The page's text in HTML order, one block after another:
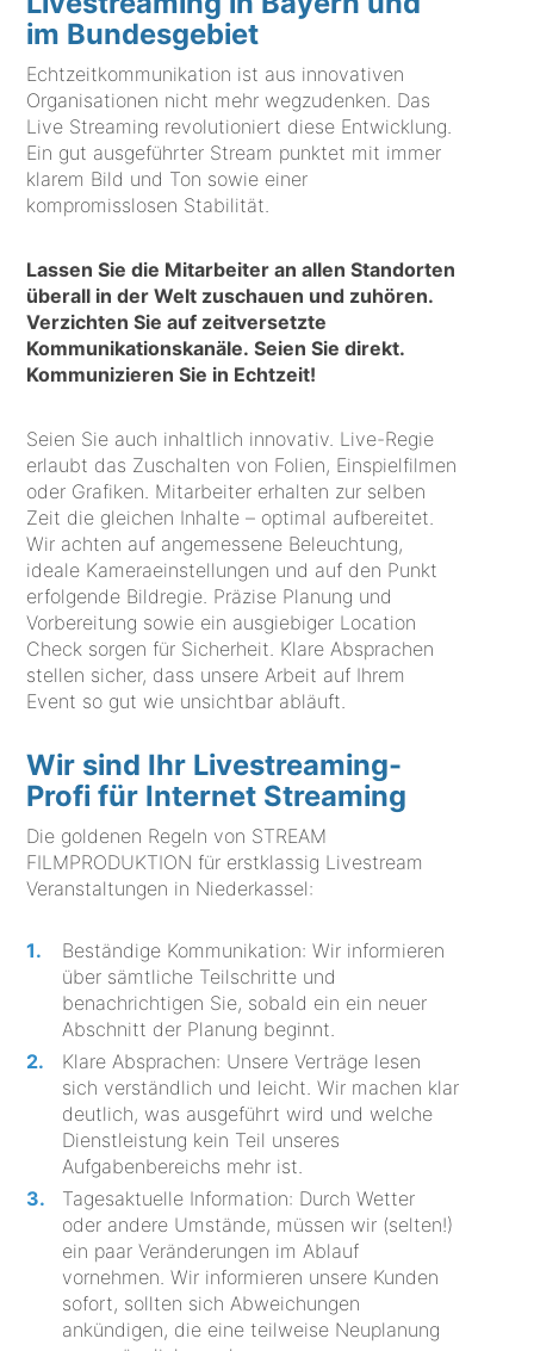
im Bundesgebiet
Echtzeitkommunikation ist aus innovativen
Organisationen nicht mehr wegzudenken. Das
Live Streaming revolutioniert diese Entwicklung.
Ein gut ausgeführter Stream punktet mit immer
klarem Bild und Ton sowie einer
kompromisslosen Stabilität.
Lassen Sie die Mitarbeiter an allen Standorten
überall in der Welt zuschauen und zuhören.
Verzichten Sie auf zeitversetzte
Kommunikationskanäle. Seien Sie direkt.
Kommunizieren Sie in Echtzeit!
Seien Sie auch inhaltlich innovativ. Live-Regie
erlaubt das Zuschalten von Folien, Einspielfilmen
oder Grafiken. Mitarbeiter erhalten zur selben
Zeit die gleichen Inhalte – optimal aufbereitet.
Wir achten auf angemessene Beleuchtung,
ideale Kameraeinstellungen und auf den Punkt
erfolgende Bildregie. Präzise Planung und
Vorbereitung sowie ein ausgiebiger Location
Check sorgen für Sicherheit. Klare Absprachen
stellen sicher, dass unsere Arbeit auf Ihrem
Event so gut wie unsichtbar abläuft.
Wir sind Ihr Livestreaming-
Profi für Internet Streaming
Die goldenen Regeln von STREAM
FILMPRODUKTION für erstklassig Livestream
Veranstaltungen in Niederkassel:
Beständige Kommunikation: Wir informieren
über sämtliche Teilschritte und
benachrichtigen Sie, sobald ein ein neuer
Abschnitt der Planung beginnt.
Klare Absprachen: Unsere Verträge lesen
sich verständlich und leicht. Wir machen klar
deutlich, was ausgeführt wird und welche
Dienstleistung kein Teil unseres
Aufgabenbereichs mehr ist.
Tagesaktuelle Information: Durch Wetter
oder andere Umstände, müssen wir (selten!)
ein paar Veränderungen im Ablauf
vornehmen. Wir informieren unsere Kunden
sofort, sollten sich Abweichungen
ankündigen, die eine teilweise Neuplanung